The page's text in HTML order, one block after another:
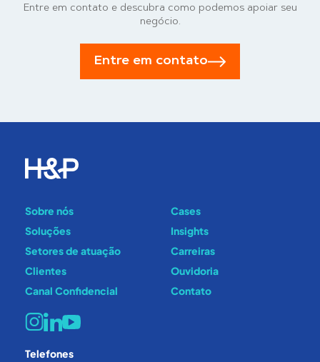
Entre em contato e descubra como podemos apoiar seu
negócio.
Entre em contato
Sobre nós
Soluções
Setores de atuação
Clientes
Canal Confidencial
Cases
Insights
Carreiras
Ouvidoria
Contato
Telefones